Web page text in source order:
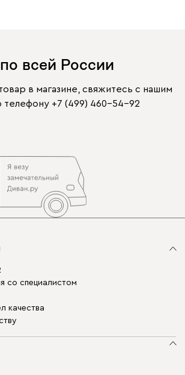
всей России
в магазине, свяжитесь с нашим
+7 (499) 460-54-92
со специалистом
качества